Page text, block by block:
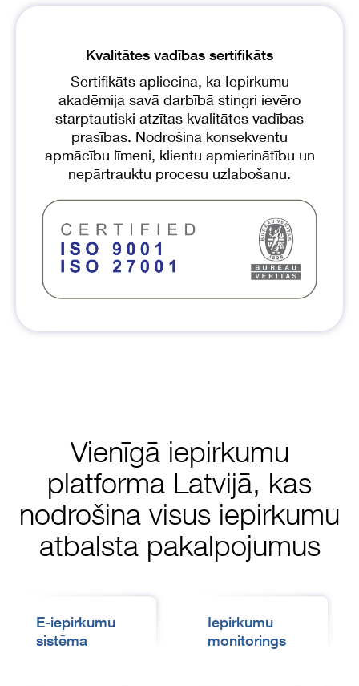
of
Kvalitātes vadības sertifikāts
Sertifikāts apliecina, ka Iepirkumu
akadēmija savā darbībā stingri ievēro
starptautiski atzītas kvalitātes vadības
prasības. Nodrošina konsekventu
apmācību līmeni, klientu apmierinātību un
nepārtrauktu procesu uzlabošanu.
Vienīgā iepirkumu
platforma Latvijā, kas
nodrošina visus iepirkumu
atbalsta pakalpojumus
E-iepirkumu
sistēma
Iepirkumu
monitorings